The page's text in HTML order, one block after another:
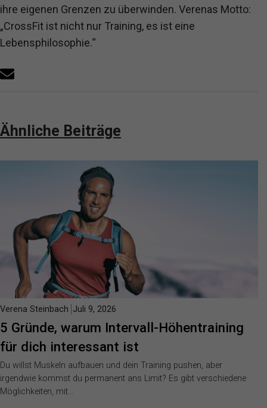
ihre eigenen Grenzen zu überwinden. Verenas Motto:
„CrossFit ist nicht nur Training, es ist eine
Lebensphilosophie.“
Ähnliche Beiträge
5 Gründe, warum Intervall-Höhentraining
für dich interessant ist
Verena Steinbach Juli 9, 2026
Du willst Muskeln aufbauen und dein Training pushen, aber
irgendwie kommst du permanent ans Limit? Es gibt verschiedene
Möglichkeiten, mit…